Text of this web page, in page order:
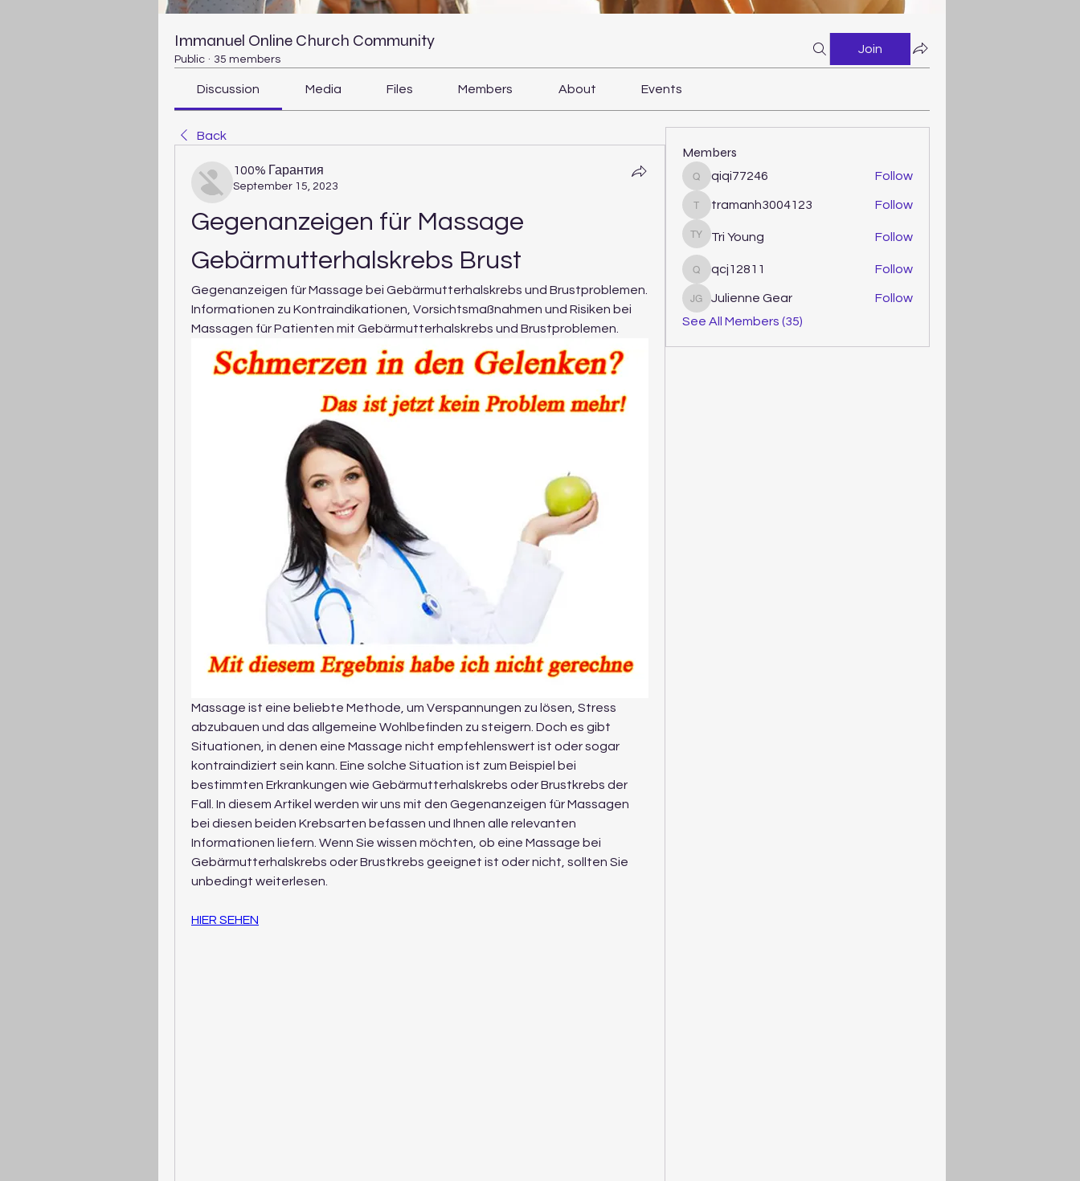
Immanuel Online Church Community
Public · 35 members
Join
Discussion Media Files Members About Events
Back
100% Гарантия
September 15, 2023
Gegenanzeigen für Massage
Gebärmutterhalskrebs Brust
Gegenanzeigen für Massage bei Gebärmutterhalskrebs und Brustproblemen.
Informationen zu Kontraindikationen, Vorsichtsmaßnahmen und Risiken bei
Massagen für Patienten mit Gebärmutterhalskrebs und Brustproblemen.
Massage ist eine beliebte Methode, um Verspannungen zu lösen, Stress
abzubauen und das allgemeine Wohlbefinden zu steigern. Doch es gibt
Situationen, in denen eine Massage nicht empfehlenswert ist oder sogar
kontraindiziert sein kann. Eine solche Situation ist zum Beispiel bei
bestimmten Erkrankungen wie Gebärmutterhalskrebs oder Brustkrebs der
Fall. In diesem Artikel werden wir uns mit den Gegenanzeigen für Massagen
bei diesen beiden Krebsarten befassen und Ihnen alle relevanten
Informationen liefern. Wenn Sie wissen möchten, ob eine Massage bei
Gebärmutterhalskrebs oder Brustkrebs geeignet ist oder nicht, sollten Sie
unbedingt weiterlesen.
HIER SEHEN
Members
qiqi77246
qiqi77246 Follow
tramanh3004123
tramanh3004123 Follow
Tri Young
Tri Young Follow
qcj12811
qcj12811 Follow
Julienne Gear
Julienne Gear
Follow
See All Members (35)